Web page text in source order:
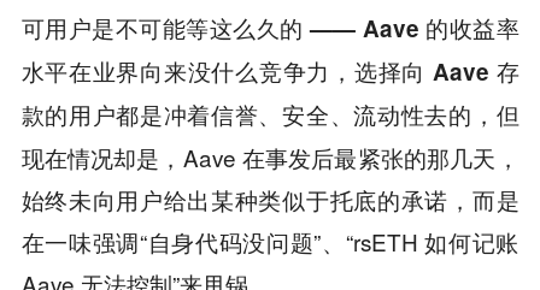
可用户是不可能等这么久的 —— Aave 的收益率
水平在业界向来没什么竞争力，选择向 Aave 存
款的用户都是冲着信誉、安全、流动性去的， 但
现在情况却是，Aave 在事发后最紧张的那几天，
始终未向用户给出某种类似于托底的承诺，而是
在一味强调“自身代码没问题”、“rsETH 如何记账
Aave 无法控制”来甩锅。